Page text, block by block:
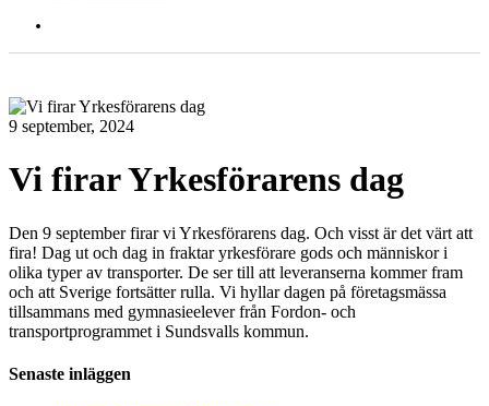
9 september, 2024
Vi firar Yrkesförarens dag
Den 9 september firar vi Yrkesförarens dag. Och visst är det värt att
fira! Dag ut och dag in fraktar yrkesförare gods och människor i
olika typer av transporter. De ser till att leveranserna kommer fram
och att Sverige fortsätter rulla. Vi hyllar dagen på företagsmässa
tillsammans med gymnasieelever från Fordon- och
transportprogrammet i Sundsvalls kommun.
Senaste inläggen